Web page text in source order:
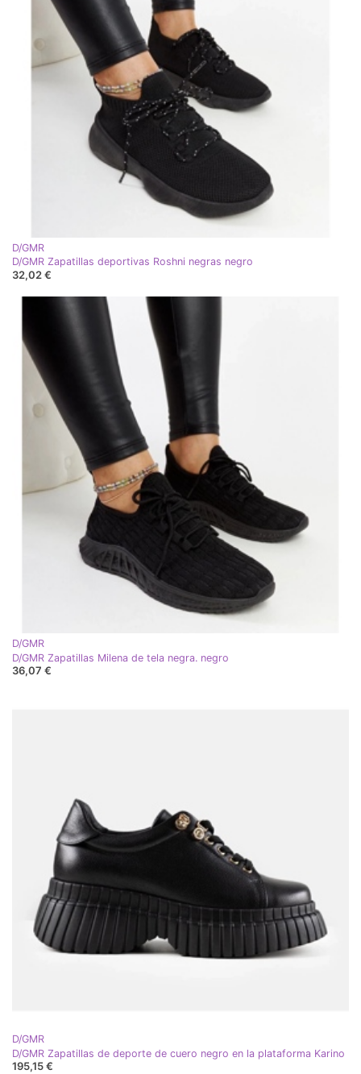
D/GMR
D/GMR Zapatillas deportivas Roshni negras negro
32,02 €
D/GMR
D/GMR Zapatillas Milena de tela negra. negro
36,07 €
D/GMR
D/GMR Zapatillas de deporte de cuero negro en la plataforma Karino
195,15 €